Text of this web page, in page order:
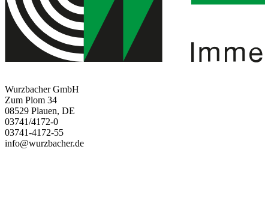
Wurzbacher GmbH
Zum Plom 34
08529 Plauen, DE
03741/4172-0
03741-4172-55
info@wurzbacher.de